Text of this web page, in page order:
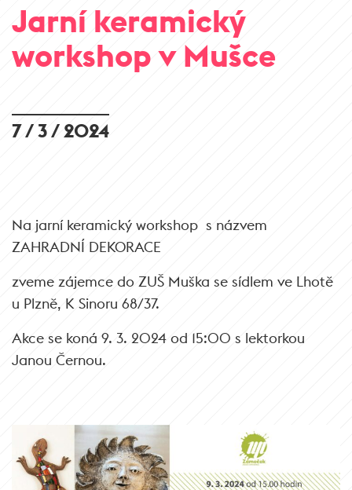
Jarní keramický
workshop v Mušce
7 / 3 / 2024
Na jarní keramický workshop s názvem
ZAHRADNÍ DEKORACE
zveme zájemce do ZUŠ Muška se sídlem ve Lhotě
u Plzně, K Sinoru 68/37.
Akce se koná 9. 3. 2024 od 15:00 s lektorkou
Janou Černou.